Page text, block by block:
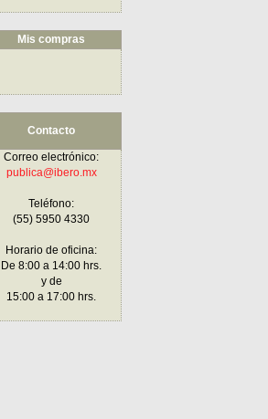
Mis compras
Contacto
Correo electrónico:
publica@ibero.mx
Teléfono:
(55) 5950 4330
Horario de oficina:
De 8:00 a 14:00 hrs.
y de
15:00 a 17:00 hrs.